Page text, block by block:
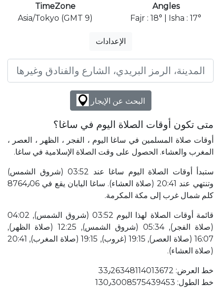
Angles
Fajr : 18° | Isha : 17°
TimeZone
Asia/Tokyo (GMT 9)
الإعدادات
البحث عن الإيجار
متى تكون أوقات الصلاة اليوم في ساغا؟
أوقات صلاة المسلمين في ساغا اليوم ، الفجر ، الظهر ، العصر ،
المغرب والعشاء. الحصول على وقت الصلاة الإسلامية في ساغا.
ستبدأ أوقات الصلاة اليوم ساغا عند 03:52 (شروق الشمس)
وتنتهي عند 20:41 (صلاة العشاء). ساغا اليابان يقع في 8764٫06
كلم شمال غرب إلى مكة المكرمة.
قائمة أوقات الصلاة لهذا اليوم 03:52 (شروق الشمس), 04:02
(صلاة الفجر), 05:34 (شروق الشمس), 12:25 (صلاة الظهر),
16:07 (صلاة العصر), 19:15 (غروب), 19:15 (صلاة المغرب), 20:41
(صلاة العشاء).
خط العرض: 33٫26348114013672
خط الطول: 130٫3008575439453